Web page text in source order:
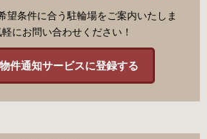
望条件に合う駐輪場をご案内いたしま
にお問い合わせください！
件通知サービスに登録する